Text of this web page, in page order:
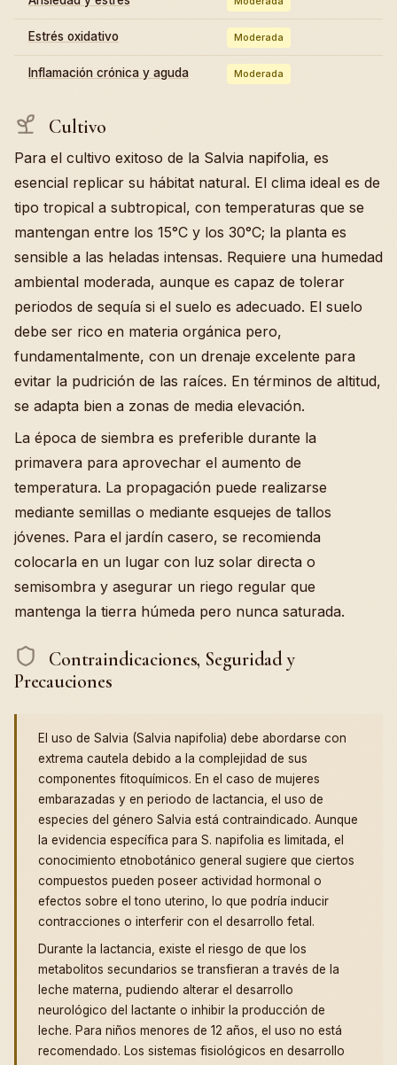
Estrés oxidativo Moderada
Inflamación crónica y aguda Moderada
Cultivo
Para el cultivo exitoso de la Salvia napifolia, es
esencial replicar su hábitat natural. El clima ideal es de
tipo tropical a subtropical, con temperaturas que se
mantengan entre los 15°C y los 30°C; la planta es
sensible a las heladas intensas. Requiere una humedad
ambiental moderada, aunque es capaz de tolerar
periodos de sequía si el suelo es adecuado. El suelo
debe ser rico en materia orgánica pero,
fundamentalmente, con un drenaje excelente para
evitar la pudrición de las raíces. En términos de altitud,
se adapta bien a zonas de media elevación.
La época de siembra es preferible durante la
primavera para aprovechar el aumento de
temperatura. La propagación puede realizarse
mediante semillas o mediante esquejes de tallos
jóvenes. Para el jardín casero, se recomienda
colocarla en un lugar con luz solar directa o
semisombra y asegurar un riego regular que
mantenga la tierra húmeda pero nunca saturada.
Contraindicaciones, Seguridad y
Precauciones
El uso de Salvia (Salvia napifolia) debe abordarse con
extrema cautela debido a la complejidad de sus
componentes fitoquímicos. En el caso de mujeres
embarazadas y en periodo de lactancia, el uso de
especies del género Salvia está contraindicado. Aunque
la evidencia específica para S. napifolia es limitada, el
conocimiento etnobotánico general sugiere que ciertos
compuestos pueden poseer actividad hormonal o
efectos sobre el tono uterino, lo que podría inducir
contracciones o interferir con el desarrollo fetal.
Durante la lactancia, existe el riesgo de que los
metabolitos secundarios se transfieran a través de la
leche materna, pudiendo alterar el desarrollo
neurológico del lactante o inhibir la producción de
leche. Para niños menores de 12 años, el uso no está
recomendado. Los sistemas fisiológicos en desarrollo